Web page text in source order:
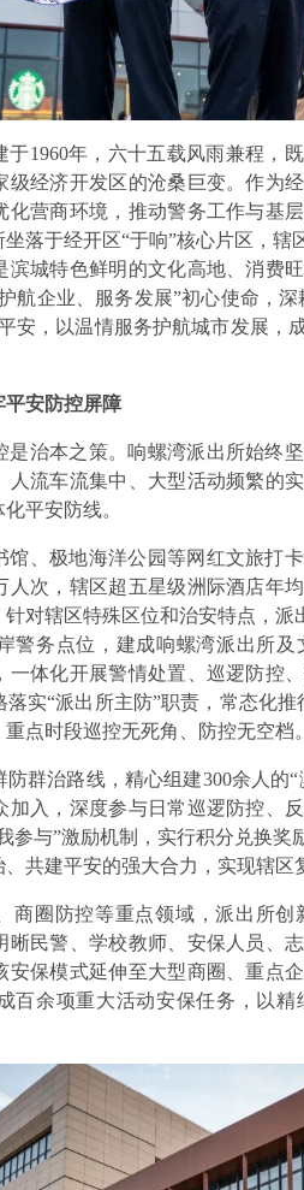
于1960年，六十五载风雨兼程，
级经济开发区的沧桑巨变。作为
营商环境，推动警务工作与基
落于经开区“于响”核心片区，
滨城特色鲜明的文化高地、消费
航企业、服务发展”初心使命，
安，以温情服务护航城市发展，
平安防控屏障
是治本之策。响螺湾派出所始终
人流车流集中、大型活动频繁的
平安防线。
馆、极地海洋公园等网红文旅打
人次，辖区超五星级洲际酒店年
对辖区特殊区位和治安特点，
警务点位，建成响螺湾派出所
一体化开展警情处置、巡逻防控
实“派出所主防”职责，常态化
点时段巡控无死角、防控无空档。
群治路线，精心组建300余人的
加入，深度参与日常巡逻防控、
参与”激励机制，实行积分兑换
共建平安的强大合力，实现辖区
商圈防控等重点领域，派出所
晰民警、学校教师、安保人员、
安保模式延伸至大型商圈、重点
百余项重大活动安保任务，以